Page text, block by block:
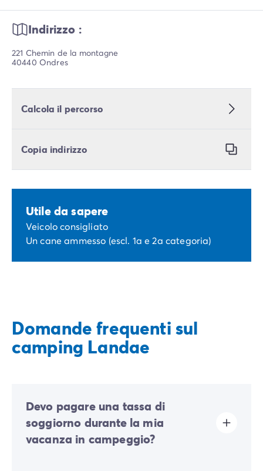
Indirizzo :
221 Chemin de la montagne
40440 Ondres
Calcola il percorso
Copia indirizzo
Utile da sapere
Veicolo consigliato
Un cane ammesso (escl. 1a e 2a categoria)
Domande frequenti sul
camping Landae
Devo pagare una tassa di
soggiorno durante la mia
vacanza in campeggio?